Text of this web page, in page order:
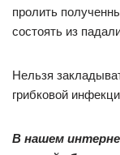
пролить
состоять из
Нельзя
грибковой
В нашем